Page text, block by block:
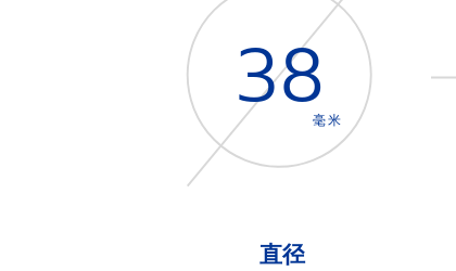
38毫米
直径